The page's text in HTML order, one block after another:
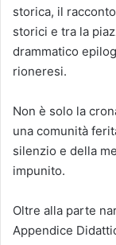
storica, il
storici e tra la
drammatico
rioneresi.
Non è solo la
una comunità
silenzio e della
impunito.
Oltre alla parte
Appendice